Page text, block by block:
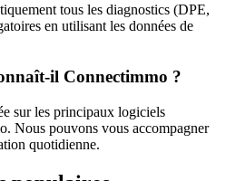
tous les diagnostics (DPE,
en utilisant les données de
il Connectimmo ?
sur les principaux logiciels
Nous pouvons vous accompagner
quotidienne.